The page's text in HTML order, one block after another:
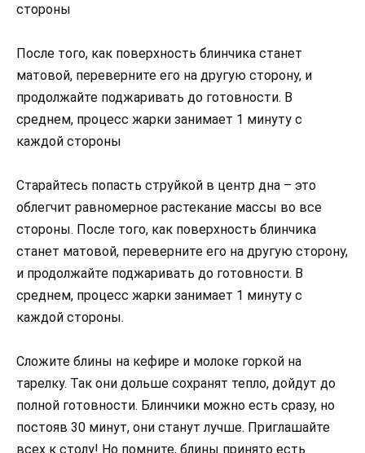
стороны
После того, как поверхность блинчика станет
матовой, переверните его на другую сторону, и
продолжайте поджаривать до готовности. В
среднем, процесс жарки занимает 1 минуту с
каждой стороны
Старайтесь попасть струйкой в центр дна – это
облегчит равномерное растекание массы во все
стороны. После того, как поверхность блинчика
станет матовой, переверните его на другую сторону,
и продолжайте поджаривать до готовности. В
среднем, процесс жарки занимает 1 минуту с
каждой стороны.
Сложите блины на кефире и молоке горкой на
тарелку. Так они дольше сохранят тепло, дойдут до
полной готовности. Блинчики можно есть сразу, но
постояв 30 минут, они станут лучше. Приглашайте
всех к столу! Но помните, блины принято есть